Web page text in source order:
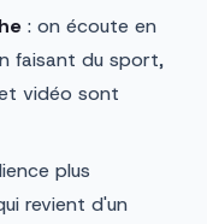
: on écoute en
faisant du sport,
vidéo sont
plus
revient d'un